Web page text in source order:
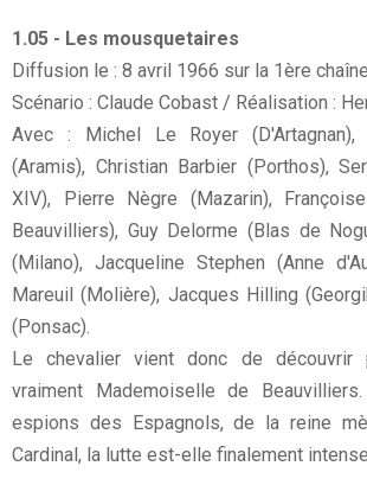
1.05 - Les mousquetaires
Diffusion le : 8 avril 1966 sur la 1ère chaîne
Scénario : Claude Cobast / Réalisation :
Avec : Michel Le Royer (D'Artagnan),
(Aramis), Christian Barbier (Porthos),
XIV), Pierre Nègre (Mazarin),
Beauvilliers), Guy Delorme (Blas de
(Milano), Jacqueline Stephen (Anne
Mareuil (Molière), Jacques Hilling
(Ponsac).
Le chevalier vient donc de découvrir
vraiment Mademoiselle de
espions des Espagnols, de la reine
Cardinal, la lutte est-elle finalement